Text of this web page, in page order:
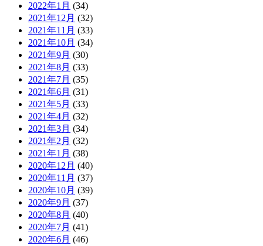
2022年1月 (34)
2021年12月 (32)
2021年11月 (33)
2021年10月 (34)
2021年9月 (30)
2021年8月 (33)
2021年7月 (35)
2021年6月 (31)
2021年5月 (33)
2021年4月 (32)
2021年3月 (34)
2021年2月 (32)
2021年1月 (38)
2020年12月 (40)
2020年11月 (37)
2020年10月 (39)
2020年9月 (37)
2020年8月 (40)
2020年7月 (41)
2020年6月 (46)